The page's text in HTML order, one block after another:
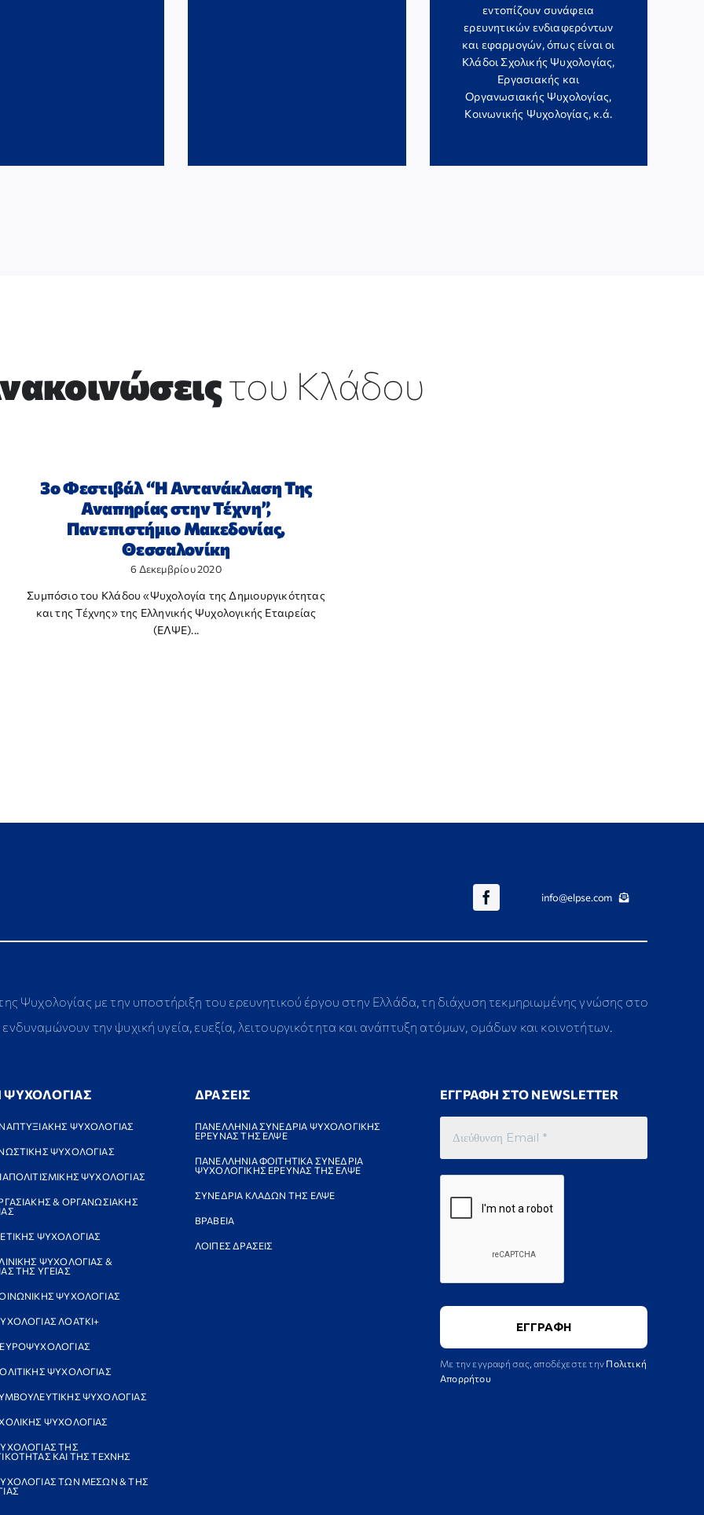
εντοπίζουν συνάφεια
ερευνητικών ενδιαφερόντων
και εφαρμογών, όπως είναι οι
Κλάδοι Σχολικής Ψυχολογίας,
Εργασιακής και
Οργανωσιακής Ψυχολογίας,
Κοινωνικής Ψυχολογίας, κ.ά.
του Κλάδου
3ο Φεστιβάλ “Η Αντανάκλαση Της
Αναπηρίας στην Τέχνη”,
Πανεπιστήμιο Μακεδονίας,
Θεσσαλονίκη
6 Δεκεμβρίου 2020
Συμπόσιο του Κλάδου «Ψυχολογία της Δημιουργικότητας
και της Τέχνης» της Ελληνικής Ψυχολογικής Εταιρείας
(ΕΛΨΕ)...
info@elpse.com
Ψυχολογίας με την υποστήριξη του ερευνητικού έργου στην Ελλάδα, τη διάχυση τεκμηριωμένης γνώσης στο
την ψυχική υγεία, ευεξία, λειτουργικότητα και ανάπτυξη ατόμων, ομάδων και κοινοτήτων.
ΨΥΧΟΛΟΓΙΑΣ
ΨΥΧΟΛΟΓΙΑΣ
ΨΥΧΟΛΟΓΙΑΣ
ΨΥΧΟΛΟΓΙΑΣ
& ΟΡΓΑΝΩΣΙΑΚΗΣ
ΨΥΧΟΛΟΓΙΑΣ
ΨΥΧΟΛΟΓΙΑΣ &
ΤΗΣ ΥΓΕΙΑΣ
ΨΥΧΟΛΟΓΙΑΣ
ΛΟΑΤΚΙ+
ΨΥΧΟΛΟΓΙΑΣ
ΨΥΧΟΛΟΓΙΑΣ
ΨΥΧΟΛΟΓΙΑΣ
ΤΗΣ
ΚΑΙ ΤΗΣ ΤΕΧΝΗΣ
ΤΩΝ ΜΕΣΩΝ & ΤΗΣ
ΔΡΑΣΕΙΣ
ΠΑΝΕΛΛΗΝΙΑ ΣΥΝΕΔΡΙΑ ΨΥΧΟΛΟΓΙΚΗΣ
ΕΡΕΥΝΑΣ ΤΗΣ ΕΛΨΕ
ΠΑΝΕΛΛΗΝΙΑ ΦΟΙΤΗΤΙΚΑ ΣΥΝΕΔΡΙΑ
ΨΥΧΟΛΟΓΙΚΗΣ ΕΡΕΥΝΑΣ ΤΗΣ ΕΛΨΕ
ΣΥΝΕΔΡΙΑ ΚΛΑΔΩΝ ΤΗΣ ΕΛΨΕ
ΒΡΑΒΕΙΑ
ΛΟΙΠΕΣ ΔΡΑΣΕΙΣ
ΕΓΓΡΑΦΗ ΣΤΟ NEWSLETTER
Με την εγγραφή σας, αποδέχεστε την Πολιτική
Απορρήτου